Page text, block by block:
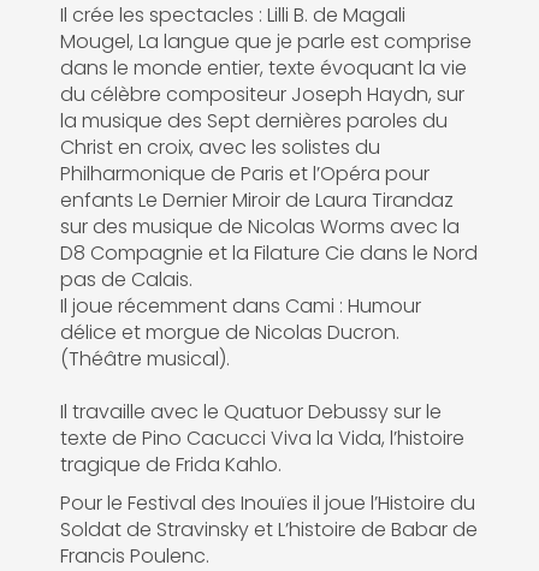
Il crée les spectacles : Lilli B. de Magali
Mougel, La langue que je parle est comprise
dans le monde entier, texte évoquant la vie
du célèbre compositeur Joseph Haydn, sur
la musique des Sept dernières paroles du
Christ en croix, avec les solistes du
Philharmonique de Paris et l’Opéra pour
enfants Le Dernier Miroir de Laura Tirandaz
sur des musique de Nicolas Worms avec la
D8 Compagnie et la Filature Cie dans le Nord
pas de Calais.
Il joue récemment dans Cami : Humour
délice et morgue de Nicolas Ducron.
(Théâtre musical).
Il travaille avec le Quatuor Debussy sur le
texte de Pino Cacucci Viva la Vida, l’histoire
tragique de Frida Kahlo.
Pour le Festival des Inouïes il joue l’Histoire du
Soldat de Stravinsky et L’histoire de Babar de
Francis Poulenc.